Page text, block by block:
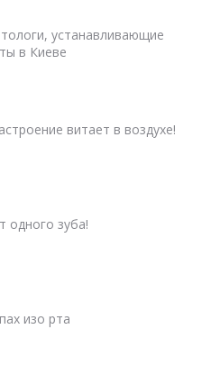
устанавливающие
в Киеве
витает в воздухе!
одного зуба!
изо рта